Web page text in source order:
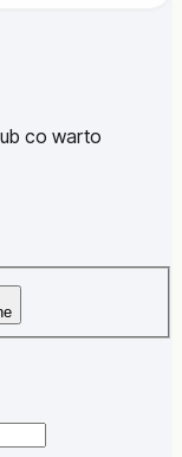
co warto